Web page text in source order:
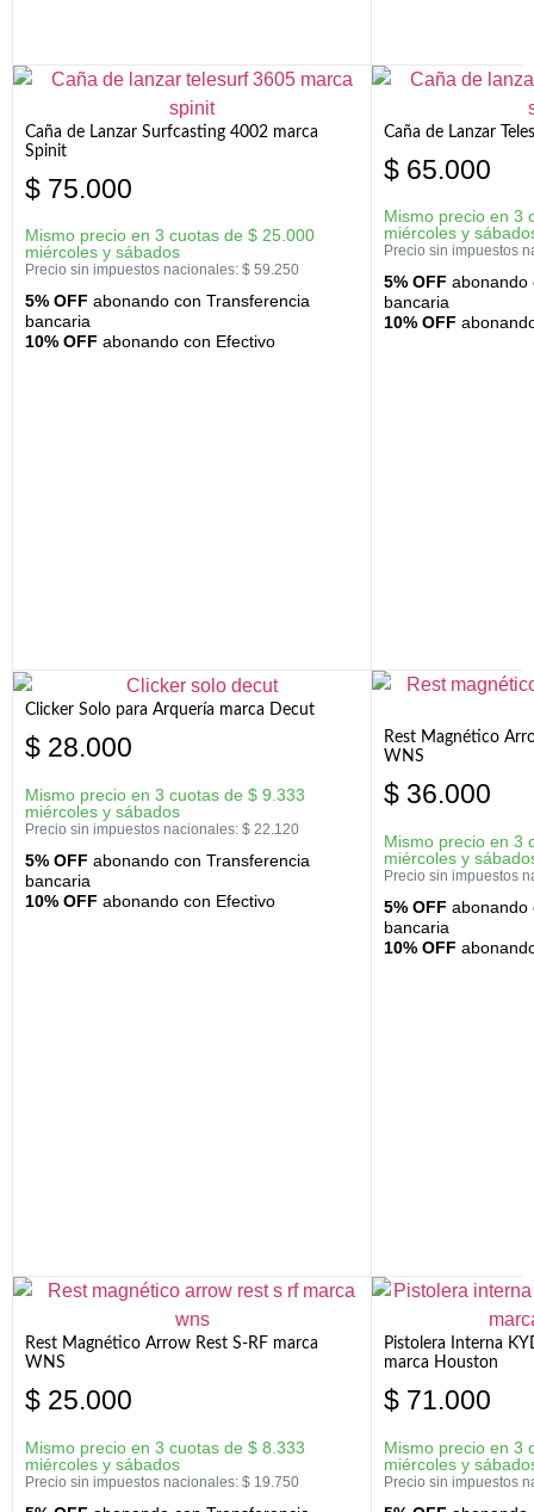
Caña de Lanzar Surfcasting 4002 marca
Spinit
$ 75.000
Mismo precio en 3 cuotas de $ 25.000
miércoles y sábados
Precio sin impuestos nacionales: $ 59.250
5% OFF abonando con Transferencia
bancaria
10% OFF abonando con Efectivo
Caña de Lanzar
$ 65.000
Mismo precio en 3
miércoles y
Precio sin impuestos
5% OFF abonando
bancaria
10% OFF
Clicker Solo para Arquería marca Decut
$ 28.000
Mismo precio en 3 cuotas de $ 9.333
miércoles y sábados
Precio sin impuestos nacionales: $ 22.120
5% OFF abonando con Transferencia
bancaria
10% OFF abonando con Efectivo
Rest Magnético
WNS
$ 36.000
Mismo precio en 3
miércoles y
Precio sin impuestos
5% OFF abonando
bancaria
10% OFF
Rest Magnético Arrow Rest S-RF marca
WNS
$ 25.000
Mismo precio en 3 cuotas de $ 8.333
miércoles y sábados
Precio sin impuestos nacionales: $ 19.750
Pistolera Interna
marca Houston
$ 71.000
Mismo precio en 3
miércoles y
Precio sin impuestos